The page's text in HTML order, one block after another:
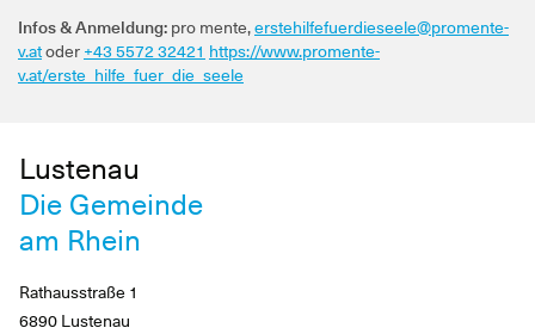
Infos &Anmeldung: pro mente,erstehilfefuerdieseele@promente-
v.atoder +43 5572 32421 https://www.promente-
v.at/erste_hilfe_fuer_die_seele
Lustenau
Die Gemeinde
am Rhein
Rathausstraße 1
6890 Lustenau